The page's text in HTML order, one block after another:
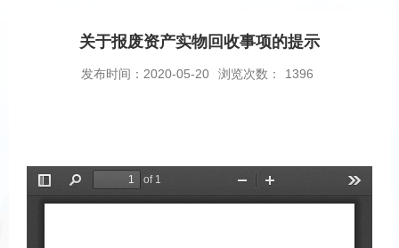
关于报废资产实物回收事项的提示
发布时间：2020-05-20 浏览次数： 1396